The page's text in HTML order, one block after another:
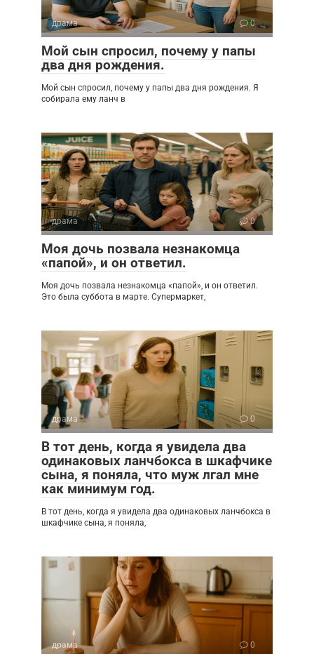
драма 0
Мой сын спросил, почему у папы
два дня рождения.
Мой сын спросил, почему у папы два дня рождения. Я
собирала ему ланч в
драма 0
Моя дочь позвала незнакомца
«папой», и он ответил.
Моя дочь позвала незнакомца «папой», и он ответил.
Это была суббота в марте. Супермаркет,
драма 0
В тот день, когда я увидела два
одинаковых ланчбокса в шкафчике
сына, я поняла, что муж лгал мне
как минимум год.
В тот день, когда я увидела два одинаковых ланчбокса в
шкафчике сына, я поняла,
драма 0